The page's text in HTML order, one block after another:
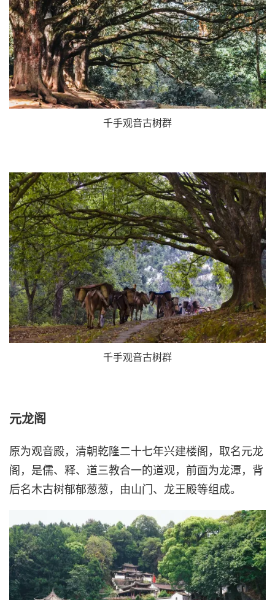
千手观音古树群
千手观音古树群
元龙阁
原为观音殿，清朝乾隆二十七年兴建楼阁，取名元龙
阁，是儒、释、道三教合一的道观，前面为龙潭，背
后名木古树郁郁葱葱，由山门、龙王殿等组成。